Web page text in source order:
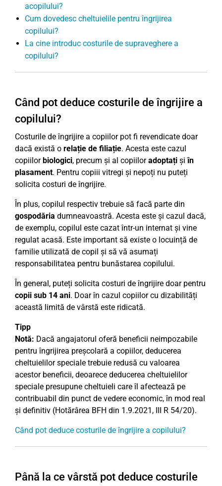
acopilului?
Cum dovedesc cheltuielile pentru îngrijirea
copilului?
La cine introduc costurile de supraveghere a
copilului?
Când pot deduce costurile de îngrijire a
copilului?
Costurile de îngrijire a copiilor pot fi revendicate doar
dacă există o relație de filiație. Acesta este cazul
copiilorbiologici, precum și al copiiloradoptați șiîn
plasament. Pentru copiii vitregi și nepoți nu puteți
solicita costuri de îngrijire.
În plus, copilul respectiv trebuie să facă parte din
gospodăria dumneavoastră. Acesta este și cazul dacă,
de exemplu, copilul este cazat într-un internat și vine
regulat acasă. Este important să existe o locuință de
familie utilizată de copil și să vă asumați
responsabilitatea pentru bunăstarea copilului.
În general, puteți solicita costuri de îngrijire doar pentru
copii sub 14 ani. Doar în cazul copiilor cu dizabilități
această limită de vârstă este ridicată.
Tipp
Notă: Dacă angajatorul oferă beneficii neimpozabile
pentru îngrijirea preșcolară a copiilor, deducerea
cheltuielilor speciale trebuie redusă cu valoarea
acestor beneficii, deoarece deducerea cheltuielilor
speciale presupune cheltuieli care îl afectează pe
contribuabil din punct de vedere economic, în mod real
și definitiv (Hotărârea BFH din 1.9.2021, III R 54/20).
Când pot deduce costurile de îngrijire a copilului?
Până la ce vârstă pot deduce costurile